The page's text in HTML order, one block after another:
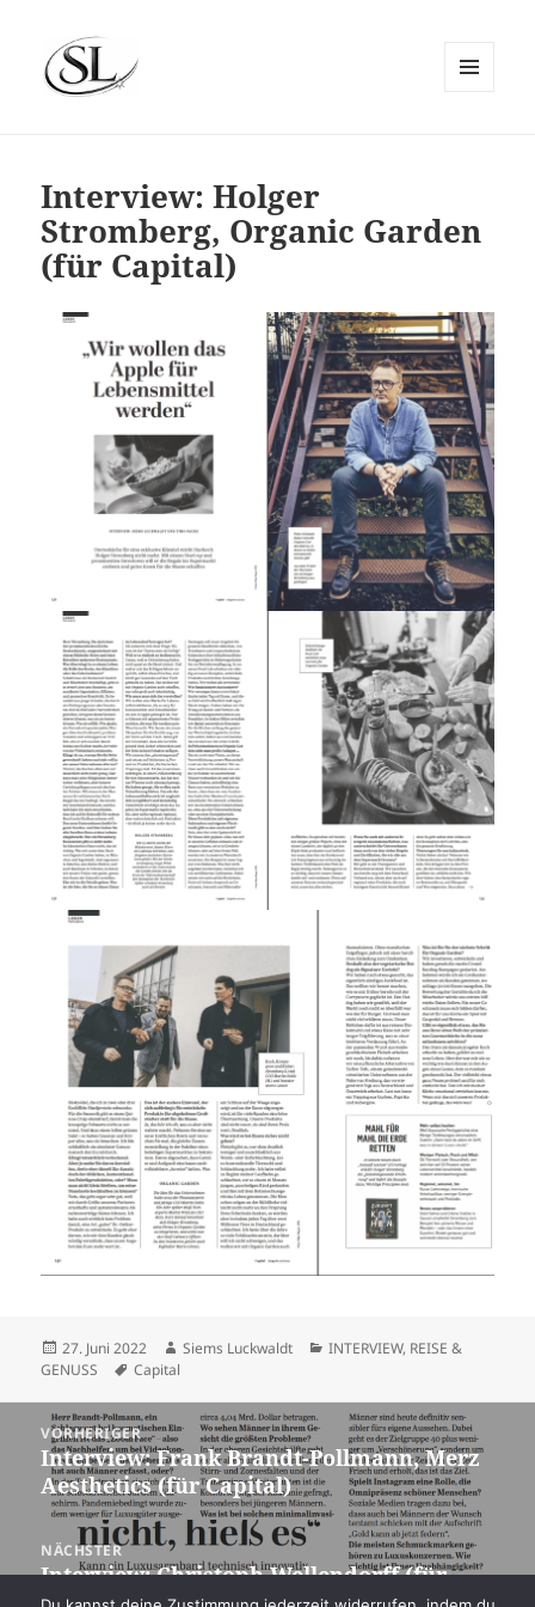
Interview: Holger
Stromberg, Organic Garden
(für Capital)
Veröffentlicht
am
27. Juni 2022 Autor
Siems Luckwaldt Kategorien
INTERVIEW, REISE &
GENUSS
Schlagwörter
Capital
Beitragsnavigation
VORHERIGER
Vorheriger
Beitrag:
Interview: Frank Brandt-Pollmann, Merz
Aesthetics (für Capital)
NÄCHSTER
Nächster
Interview: Christoph Wellendorff (für